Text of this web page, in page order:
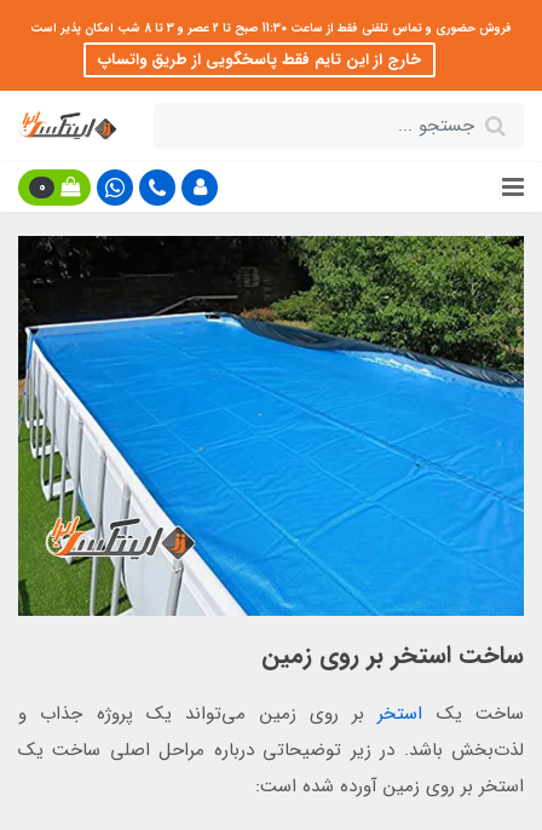
فروش حضوری و تماس تلفنی فقط از ساعت 11:30 صبح تا 2 عصر و 3 تا 8 شب امکان پذیر است
خارج از این تایم فقط پاسخگویی از طریق واتساپ
0
ساخت استخر بر روی زمین
ساخت یک استخر بر روی زمین می‌تواند یک پروژه جذاب و
لذت‌بخش باشد. در زیر توضیحاتی درباره مراحل اصلی ساخت یک
استخر بر روی زمین آورده شده است: